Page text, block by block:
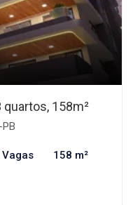
158m²
Vagas 158 m²